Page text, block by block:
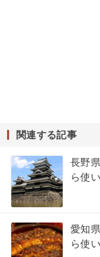
関連する記事
長野
ら使
愛知
ら使